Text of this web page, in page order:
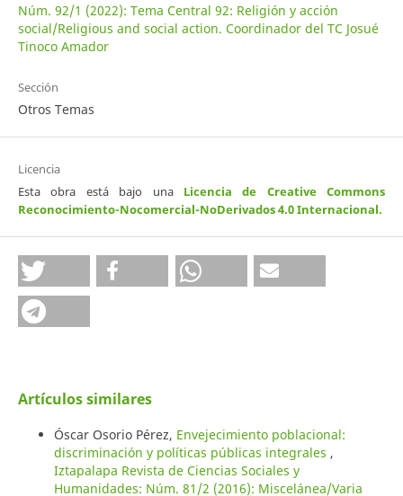
Núm. 92/1 (2022): Tema Central 92: Religión y acción
social/Religious and social action. Coordinador del TC Josué
Tinoco Amador
Sección
Otros Temas
Licencia
Esta obra está bajo una Licencia de Creative Commons
Reconocimiento-Nocomercial-NoDerivados 4.0 Internacional.
Artículos similares
Óscar Osorio Pérez, Envejecimiento poblacional:
discriminación y políticas públicas integrales ,
Iztapalapa Revista de Ciencias Sociales y
Humanidades: Núm. 81/2 (2016): Miscelánea/Varia